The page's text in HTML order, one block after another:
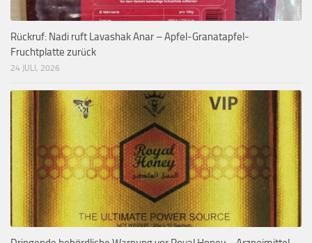
Rückruf: Nadi ruft Lavashak Anar – Apfel-Granatapfel-
Fruchtplatte zurück
24 JULI, 2026